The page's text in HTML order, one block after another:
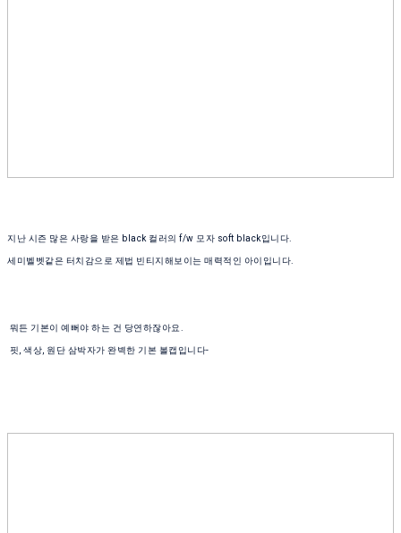
지난 시즌 많은 사랑을 받은 black 컬러의 f/w 모자 soft black입니다.
세미벨벳같은 터치감으로 제법 빈티지해보이는 매력적인 아이입니다.
뭐든 기본이 예뻐야 하는 건 당연하잖아요.
핏, 색상, 원단 삼박자가 완벽한 기본 볼캡입니다-